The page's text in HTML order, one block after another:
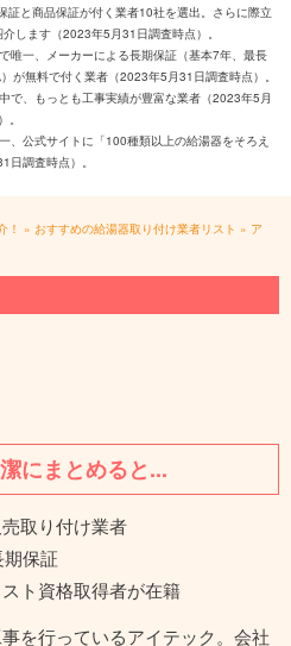
と商品保証が付く業者10社を選出。さらに際立
します（2023年5月31日調査時点）。
唯一、メーカーによる長期保証（基本7年、最長
が無料で付く業者（2023年5月31日調査時点）。
で、もっとも工事実績が豊富な業者（2023年5月
、公式サイトに「100種類以上の給湯器をそろえ
調査時点）。
！ » おすすめの給湯器取り付け業者リスト » ア
にまとめると...
取り付け業者
保証
ト資格取得者が在籍
を行っているアイテック。会社